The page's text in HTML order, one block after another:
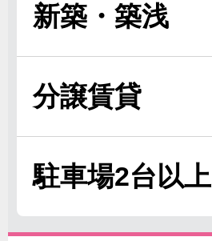
新築・築浅
分譲賃貸
駐車場2台以上